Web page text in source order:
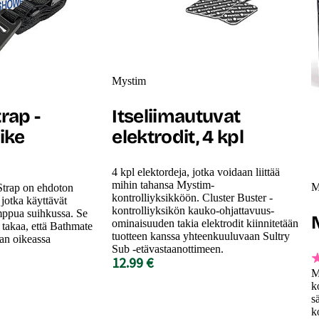
-
on ehdoton
käyttävät
suihkussa. Se
että Bathmate
oikeassa
Mystim
Itseliimautuvat
elektrodit, 4 kpl
4 kpl elektordeja, jotka voidaan liittää
mihin tahansa Mystim-
kontrolliyksikköön. Cluster Buster -
kontrolliyksikön kauko-ohjattavuus-
ominaisuuden takia elektrodit kiinnitetään
tuotteen kanssa yhteenkuuluvaan Sultry
Sub -etävastaanottimeen.
12.99 €